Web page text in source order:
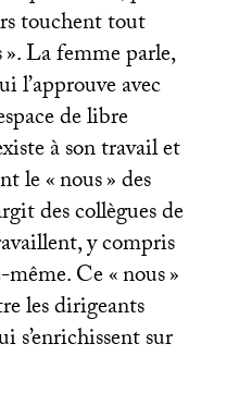
touchent tout
». La femme parle,
l’approuve avec
de libre
à son travail et
le «nous» des
des collègues de
y compris
même. Ce «nous»
les dirigeants
sur